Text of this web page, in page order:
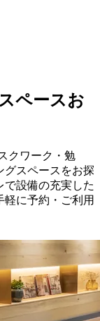
ペースお
クワーク・勉
グスペースをお探
で設備の充実した
軽に予約・ご利用